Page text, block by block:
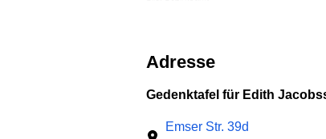
Adresse
Gedenktafel für Edith
Emser Str. 39d